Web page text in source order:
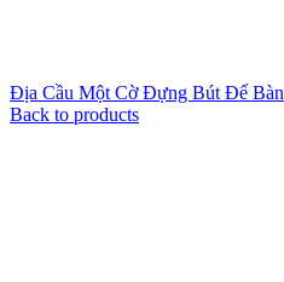
Địa Cầu Một Cờ Đựng Bút Để Bàn
Back to products